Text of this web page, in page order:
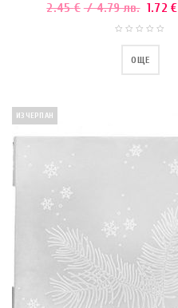
2.45€ / 4.79 лв. 1.72€
ОЩЕ
ИЗЧЕРПАН